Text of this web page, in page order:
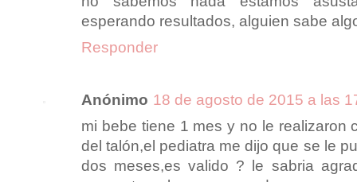
esperando resultados, alguien sabe
Responder
Anónimo 18 de agosto de 2015 a las
mi bebe tiene 1 mes y no le realizaron
del talón,el pediatra me dijo que se le
dos meses,es valido ? le sabria